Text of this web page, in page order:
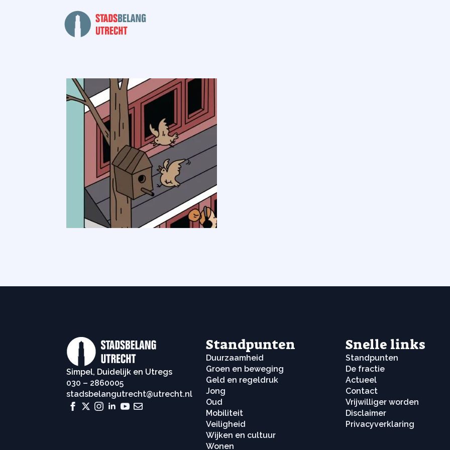
Simpel, Duidelijk en Utregs
030 – 2860005
stadsbelangutrecht@utrecht.nl
Standpunten
Duurzaamheid
Groen en beweging
Geld en regeldruk
Jong
Oud
Mobiliteit
Veiligheid
Wijken en cultuur
Wonen
Snelle links
Standpunten
De fractie
Actueel
Contact
Vrijwilliger worden
Disclaimer
Privacyverklaring